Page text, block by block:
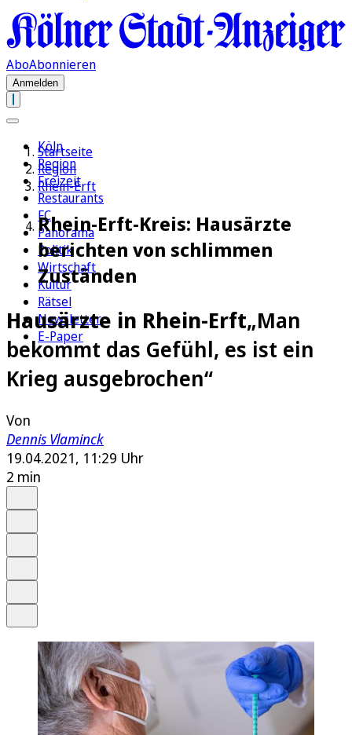
AboAbonnieren
Anmelden
Köln
Region
Freizeit
Restaurants
FC
Panorama
Politik
Wirtschaft
Kultur
Rätsel
Newsletter
E-Paper
Startseite
Region
Rhein-Erft
Rhein-Erft-Kreis: Hausärzte
berichten von schlimmen
Zuständen
Hausärzte in Rhein-Erft„Man
bekommt das Gefühl, es ist ein
Krieg ausgebrochen“
Von
Dennis Vlaminck
19.04.2021, 11:29 Uhr
2 min